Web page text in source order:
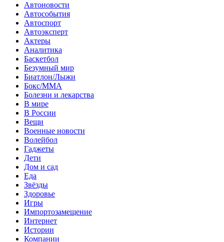
Автоновости
Автособытия
Автоспорт
Автоэксперт
Актеры
Аналитика
Баскетбол
Безумный мир
Биатлон/Лыжи
Бокс/MMA
Болезни и лекарства
В мире
В России
Вещи
Военные новости
Волейбол
Гаджеты
Дети
Дом и сад
Еда
Звёзды
Здоровье
Игры
Импортозамещение
Интернет
Истории
Компании